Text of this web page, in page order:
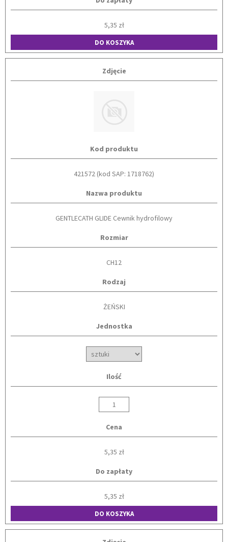
5,35 zł
DO KOSZYKA
Zdjęcie
Kod produktu
421572 (kod SAP: 1718762)
Nazwa produktu
GENTLECATH GLIDE Cewnik hydrofilowy
Rozmiar
CH12
Rodzaj
ŻEŃSKI
Jednostka
Ilość
Cena
5,35 zł
Do zapłaty
5,35 zł
DO KOSZYKA